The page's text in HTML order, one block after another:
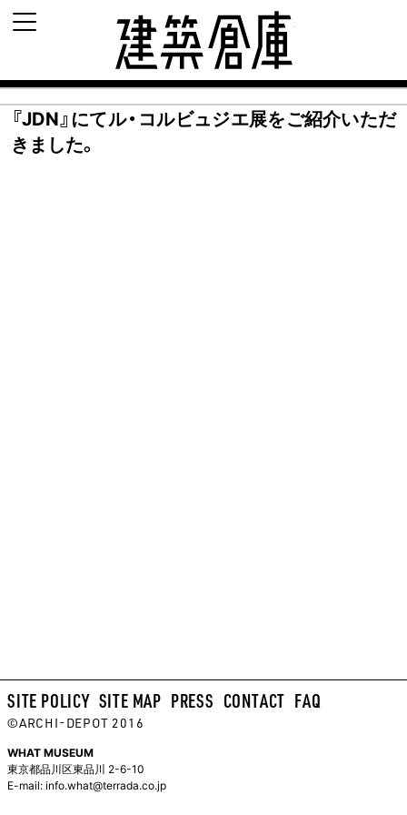
『JDN』にてル・コルビュジエ展をご紹介いただ
きました。
SITE POLICY SITE MAP PRESS CONTACT FAQ
©ARCHI-DEPOT 2016
WHAT MUSEUM
東京都品川区東品川 2-6-10
E-mail:info.what@terrada.co.jp